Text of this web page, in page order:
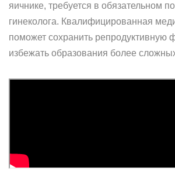
яичнике, требуется в обязательном
гинеколога. Квалифицированная
поможет сохранить репродуктивную
избежать образования более